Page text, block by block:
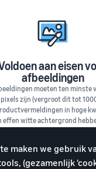
aan eisen
afbeeldingen
moeten ten minste
zijn (vergroot dit tot
in hoge
effen witte achtergrond
maken we gebruik
(gezamenlijk